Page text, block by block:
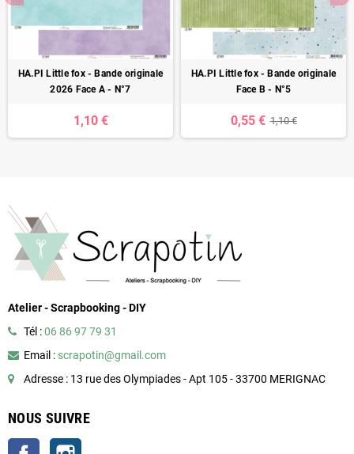
HA.PI Little fox - Bande originale
2026 Face A - N°7
1,10 €
HA.PI Little fox - Bande originale
Face B - N°5
0,55 € 1,10 €
Atelier - Scrapbooking - DIY
Tél :06 86 97 79 31
Email : scrapotin@gmail.com
Adresse : 13 rue des Olympiades - Apt 105 - 33700 MERIGNAC
NOUS SUIVRE
Facebook